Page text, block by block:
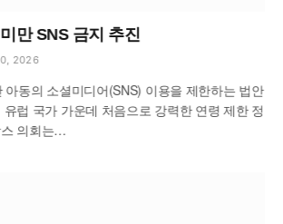
만 SNS 금지 추진
2026
아동의 소셜미디어(SNS) 이용을 제한하는 법안
럽 국가 가운데 처음으로 강력한 연령 제한 정
의회는…